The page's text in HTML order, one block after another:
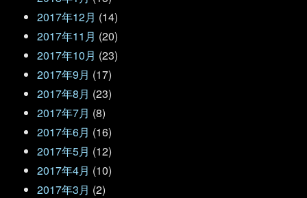
2017年12月 (14)
2017年11月 (20)
2017年10月 (23)
2017年9月 (17)
2017年8月 (23)
2017年7月 (8)
2017年6月 (16)
2017年5月 (12)
2017年4月 (10)
2017年3月 (2)